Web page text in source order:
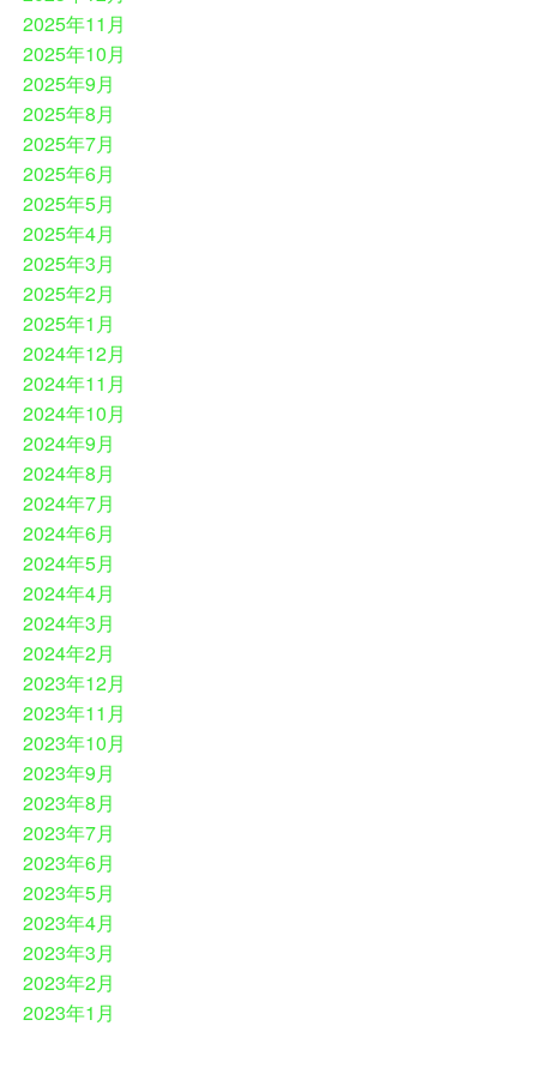
2025年11月
2025年10月
2025年9月
2025年8月
2025年7月
2025年6月
2025年5月
2025年4月
2025年3月
2025年2月
2025年1月
2024年12月
2024年11月
2024年10月
2024年9月
2024年8月
2024年7月
2024年6月
2024年5月
2024年4月
2024年3月
2024年2月
2023年12月
2023年11月
2023年10月
2023年9月
2023年8月
2023年7月
2023年6月
2023年5月
2023年4月
2023年3月
2023年2月
2023年1月